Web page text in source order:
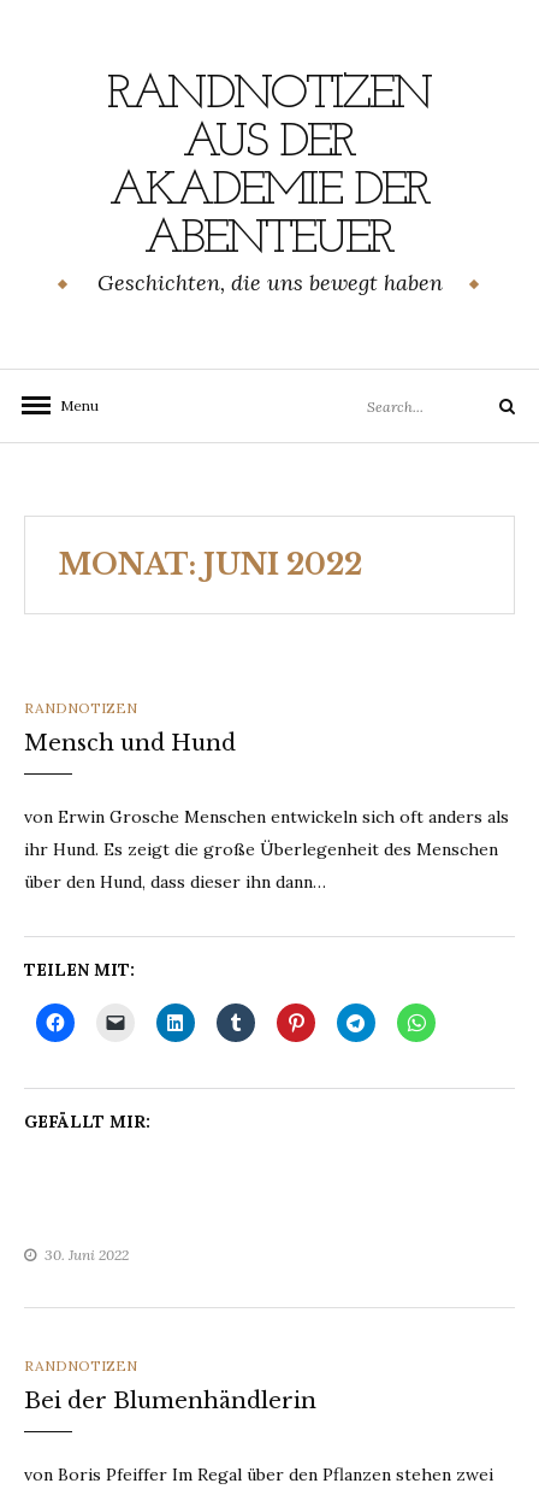
RANDNOTIZEN
AUS DER
AKADEMIE DER
ABENTEUER
Geschichten, die uns bewegt haben
Menu
for:
Search
MONAT: JUNI 2022
CATEGORIES
RANDNOTIZEN
Mensch und Hund
von Erwin Grosche Menschen entwickeln sich oft anders als
ihr Hund. Es zeigt die große Überlegenheit des Menschen
über den Hund, dass dieser ihn dann…
TEILEN MIT:
GEFÄLLT MIR:
30. Juni 2022
CATEGORIES
RANDNOTIZEN
Bei der Blumenhändlerin
von Boris Pfeiffer Im Regal über den Pflanzen stehen zwei